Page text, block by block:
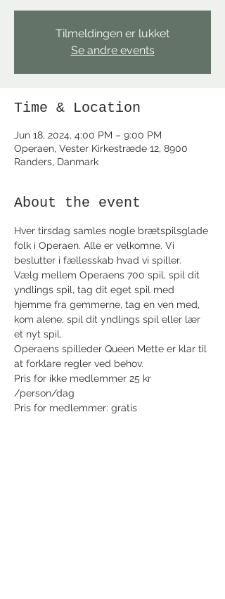
Tilmeldingen er lukket
Se andre events
Time & Location
Jun 18, 2024, 4:00 PM – 9:00 PM
Operaen, Vester Kirkestræde 12, 8900
Randers, Danmark
About the event
Hver tirsdag samles nogle brætspilsglade
folk i Operaen. Alle er velkomne. Vi
beslutter i fællesskab hvad vi spiller.
Vælg mellem Operaens 700 spil, spil dit
yndlings spil, tag dit eget spil med
hjemme fra gemmerne, tag en ven med,
kom alene, spil dit yndlings spil eller lær
et nyt spil.
Operaens spilleder Queen Mette er klar til
at forklare regler ved behov.
Pris for ikke medlemmer 25 kr
/person/dag
Pris for medlemmer: gratis